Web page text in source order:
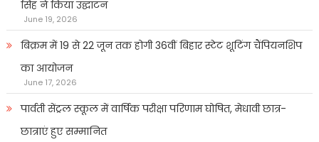
सिंह ने किया उद्घाटन
June 19, 2026
बिक्रम में 19 से 22 जून तक होगी 36वीं बिहार स्टेट शूटिंग चैंपियनशिप
का आयोजन
June 17, 2026
पार्वती सेंट्रल स्कूल में वार्षिक परीक्षा परिणाम घोषित, मेधावी छात्र-
छात्राएं हुए सम्मानित